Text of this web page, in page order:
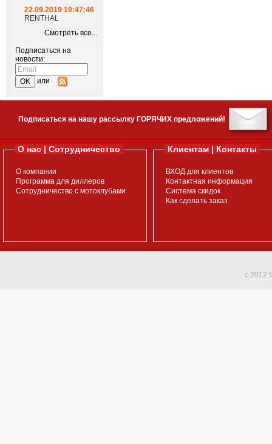
22.09.2019 19:47:46
RENTHAL
Смотреть все...
Подписаться на
новости:
или
Подписаться на нашу рассылку ГОРЯЧИХ предложений!
О нас | Сотрудничество
О компании
Программа для диллеров
Сотрудничество с мотоклубами
Клиентам | Контакты
ВХОД для клиентов
Контактная информация
Система скидок
Как сделать заказ
c 2012